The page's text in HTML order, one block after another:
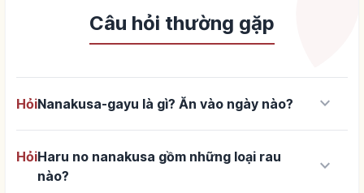
Câu hỏi thường gặp
HỏiNanakusa-gayu là gì? Ăn vào ngày nào? keyboard_arrow_down
HỏiHaru no nanakusa gồm những loại rau
nào?
keyboard_arrow_down